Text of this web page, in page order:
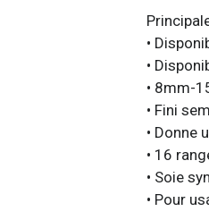
•
•
• 8mm-
• Fini
• Donne
• 16
• Soie
• Pour